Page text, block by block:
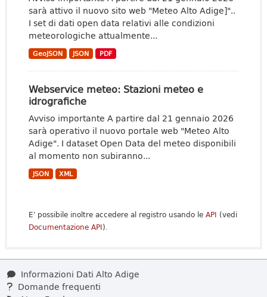
sarà attivo il nuovo sito web "Meteo Alto Adige]"..
I set di dati open data relativi alle condizioni
meteorologiche attualmente...
GeoJSON JSON PDF
Webservice meteo: Stazioni meteo e
idrografiche
Avviso importante A partire dal 21 gennaio 2026
sarà operativo il nuovo portale web "Meteo Alto
Adige". I dataset Open Data del meteo disponibili
al momento non subiranno...
JSON XML
E' possibile inoltre accedere al registro usando le API (vedi
Documentazione API).
Informazioni Dati Alto Adige
Domande frequenti